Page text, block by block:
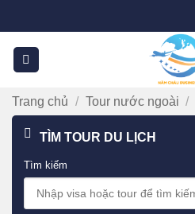
qua
nội
dung
Trang chủ / Tour nước ngoài /
TÌM TOUR DU LỊCH
Tìm kiếm